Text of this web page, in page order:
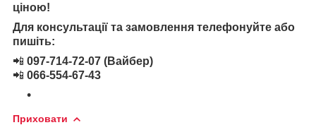
ціною!
Для консультації та замовлення телефонуйте або
пишіть:
📲 097-714-72-07 (Вайбер)
📲 066-554-67-43
Приховати